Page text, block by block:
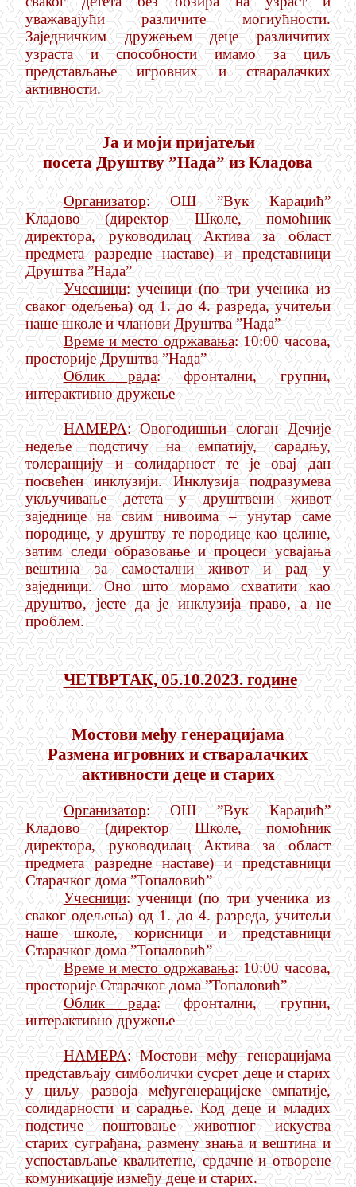
уважавајући различите могиућности.
Заједничким дружењем деце различитих
узраста и способности имамо за циљ
представљање игровних и стваралачких
активности.
Ја и моји пријатељи
посета Друштву ”Нада” из Кладова
Организатор: ОШ ”Вук Караџић”
Кладово (директор Школе, помоћник
директора, руководилац Актива за област
предмета разредне наставе) и представници
Друштва ”Нада”
Учесници: ученици (по три ученика из
сваког одељења) од 1. до 4. разреда, учитељи
наше школе и чланови Друштва ”Нада”
Време и место одржавања: 10:00 часова,
просторије Друштва ”Нада”
Облик рада: фронтални, групни,
интерактивно дружење
НАМЕРА: Овогодишњи слоган Дечије
недеље подстичу на емпатију, сарадњу,
толеранцију и солидарност те је овај дан
посвећен инклузији. Инклузија подразумева
укључивање детета у друштвени живот
заједнице на свим нивоима – унутар саме
породице, у друштву те породице као целине,
затим следи образовање и процеси усвајања
вештина за самостални живот и рад у
заједници. Оно што морамо схватити као
друштво, јесте да је инклузија право, а не
проблем.
ЧЕТВРТАК, 05.10.2023. године
Мостови међу генерацијама
Размена игровних и стваралачких
активности деце и старих
Организатор: ОШ ”Вук Караџић”
Кладово (директор Школе, помоћник
директора, руководилац Актива за област
предмета разредне наставе) и представници
Старачког дома ”Топаловић”
Учесници: ученици (по три ученика из
сваког одељења) од 1. до 4. разреда, учитељи
наше школе, корисници и представници
Старачког дома ”Топаловић”
Време и место одржавања: 10:00 часова,
просторије Старачког дома ”Топаловић”
Облик рада: фронтални, групни,
интерактивно дружење
НАМЕРА: Мостови међу генерацијама
представљају симболички сусрет деце и старих
у циљу развоја међугенерацијске емпатије,
солидарности и сарадње. Код деце и младих
подстиче поштовање животног искуства
старих суграђана, размену знања и вештина и
успостављање квалитетне, срдачне и отворене
комуникације између деце и старих.